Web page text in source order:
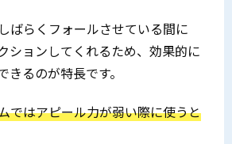
ばらくフォールさせている間に
ションしてくれるため、効果的に
るのが特長です。
ではアピール力が弱い際に使うと